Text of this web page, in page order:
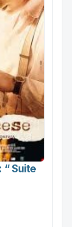
“ Suite